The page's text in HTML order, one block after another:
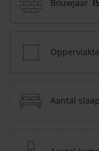
Bouwjaar
Aantal